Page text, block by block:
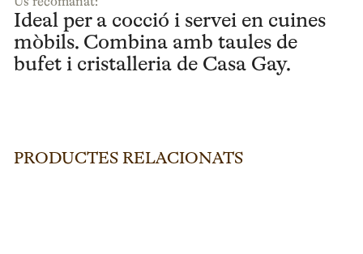
Ideal per a cocció i servei en cuines
mòbils. Combina amb taules de
bufet i cristalleria de Casa Gay.
PRODUCTES RELACIONATS